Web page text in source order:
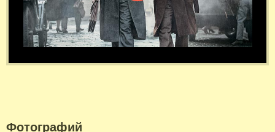
Фотографий